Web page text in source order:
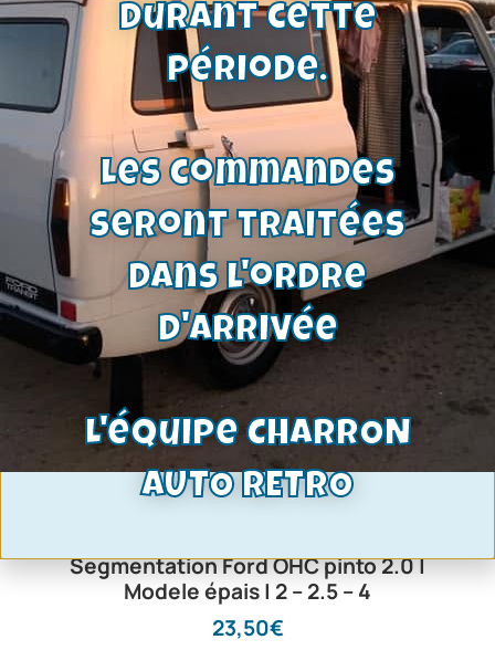
soupape d’admission 1300 pinto cote
standard
23,70€
Voir le produit
Segmentation Ford OHC pinto 2.0 |
Modele épais | 2 – 2.5 – 4
23,50€
durant cette
période.
Les commandes
seront traitées
dans l'ordre
d'arrivée
L'équipe CHARRON
AUTO RETRO